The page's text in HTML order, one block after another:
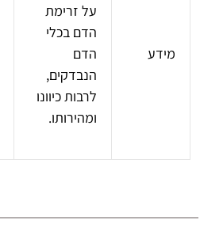
מידע
על זרימת
הדם בכלי
הדם
הנבדקים,
לרבות כיוונו
ומהירותו.